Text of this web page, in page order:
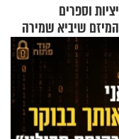
וספרים
שיביא שמירה
חיילי צה"ל